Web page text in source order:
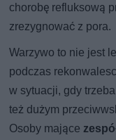
chorobę refluksową
zrezygnować z pora.
Warzywo to nie jest
podczas
w sytuacji, gdy
też dużym
Osoby mające